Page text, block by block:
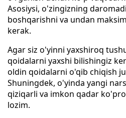
Asosiysi, o'zingizning
boshqarishni va undan
kerak.
Agar siz o'yinni yaxshiroq
qoidalarni yaxshi bilishingiz
oldin qoidalarni o'qib chiqish
Shuningdek, o'yinda yangi
qiziqarli va imkon qadar
lozim.